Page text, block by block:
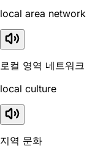
local area network
로컬 영역 네트워크
local culture
지역 문화